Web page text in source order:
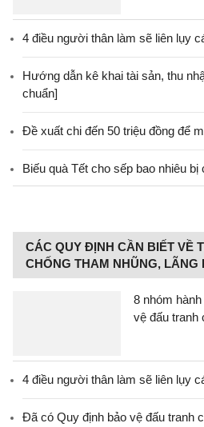
4 điều người thân làm sẽ liên lụy
Hướng dẫn kê khai tài sản, thu
chuẩn]
Đề xuất chi đến 50 triệu đồng để
Biếu quà Tết cho sếp bao nhiêu bị
CÁC QUY ĐỊNH CẦN BIẾT VỀ
CHỐNG THAM NHŨNG, LÃNG
8 nhóm
vệ đấu tranh
4 điều người thân làm sẽ liên lụy
Đã có Quy định bảo vệ đấu tranh